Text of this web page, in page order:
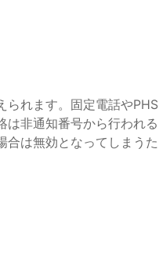
られます。固定電話やPHS
は非通知番号から行われる
合は無効となってしまうた